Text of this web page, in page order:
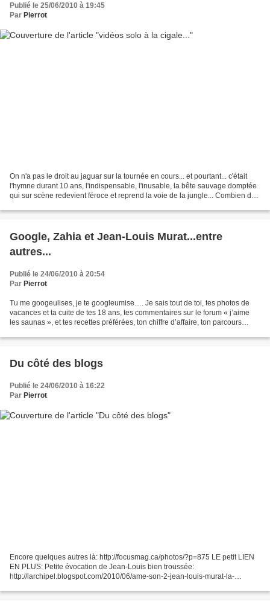
Publié le 25/06/2010 à 19:45
Par Pierrot
On n'a pas le droit au jaguar sur la tournée en cours... et pourtant... c'était
l'hymne durant 10 ans, l'indispensable, l'inusable, la bête sauvage domptée
qui sur scène redevient féroce et reprend la voie de la jungle... Combien de
Google, Zahia et Jean-Louis Murat...entre
autres...
Publié le 24/06/2010 à 20:54
Par Pierrot
Tu me googeulises, je te googleumise…. Je sais tout de toi, tes photos de
vacances et ta cuite de tes 18 ans, tes commentaires sur le forum « j’aime
les saunas », et tes recettes préférées, ton chiffre d’affaire, ton parcours
Du côté des blogs
Publié le 24/06/2010 à 16:22
Par Pierrot
Encore quelques autres là: http://focusmag.ca/photos/?p=875 LE petit LIEN
EN PLUS: Petite évocation de Jean-Louis bien troussée:
http://larchipel.blogspot.com/2010/06/ame-son-2-jean-louis-murat-la-
http://blogs.myspace.com/index.cfm?